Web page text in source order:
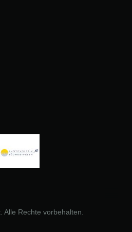
Alle Rechte vorbehalten.